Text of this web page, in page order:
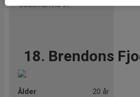
Söderhamns IK
18. Brendons
Ålder 20 år